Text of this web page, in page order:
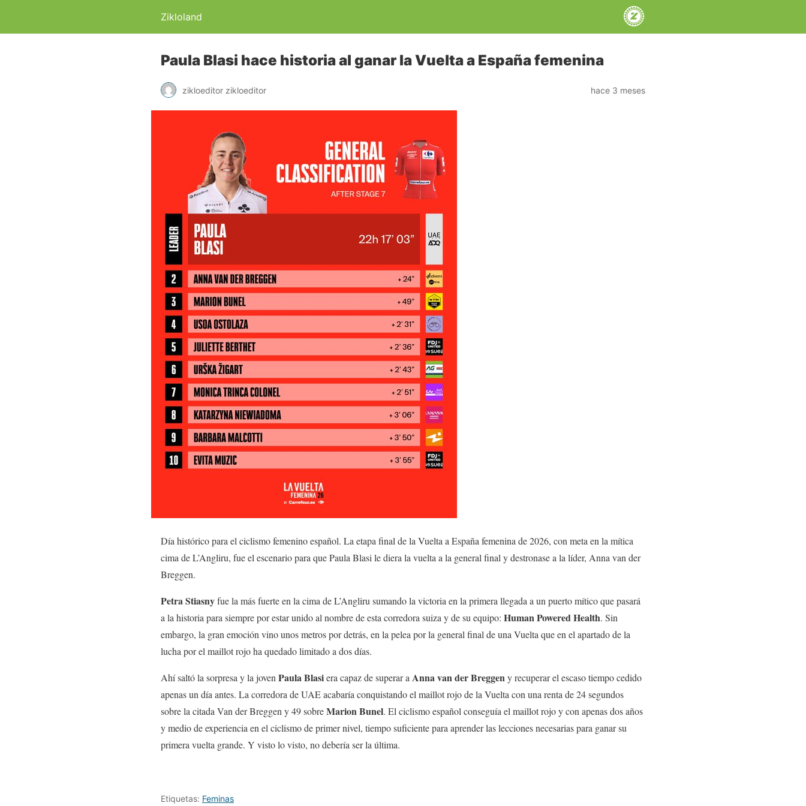
Zikloland
Paula Blasi hace historia al ganar la Vuelta a España femenina
zikloeditor zikloeditor hace 3 meses
Día histórico para el ciclismo femenino español. La etapa final de la Vuelta a España femenina de 2026, con meta en la mítica
cima de L’Angliru, fue el escenario para que Paula Blasi le diera la vuelta a la general final y destronase a la líder, Anna van der
Breggen.
Petra Stiasnyfue la más fuerte en la cima de L’Angliru sumando la victoria en la primera llegada a un puerto mítico que pasará
a la historia para siempre por estar unido al nombre de esta corredora suiza y de su equipo: Human Powered Health. Sin
embargo, la gran emoción vino unos metros por detrás, en la pelea por la general final de una Vuelta que en el apartado de la
lucha por el maillot rojo ha quedado limitado a dos días.
Ahí saltó la sorpresa y la joven Paula Blasiera capaz de superar a Anna van der Breggeny recuperar el escaso tiempo cedido
apenas un día antes. La corredora de UAE acabaría conquistando el maillot rojo de la Vuelta con una renta de 24 segundos
sobre la citada Van der Breggen y 49 sobreMarion Bunel. El ciclismo español conseguía el maillot rojo y con apenas dos años
y medio de experiencia en el ciclismo de primer nivel, tiempo suficiente para aprender las lecciones necesarias para ganar su
primera vuelta grande. Y visto lo visto, no debería ser la última.
Etiquetas: Feminas